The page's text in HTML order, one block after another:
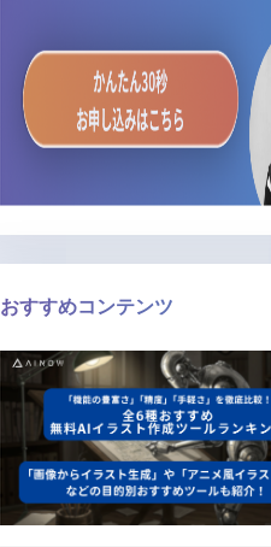
おすすめコンテンツ